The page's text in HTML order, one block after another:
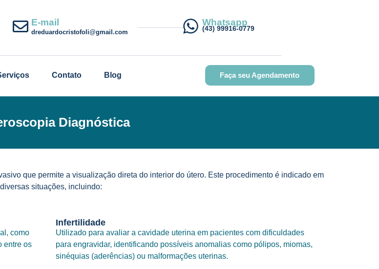
E-mail
dreduardocristofoli@gmail.com
Whatsapp
(43) 99916-0779
Contato Blog Faça seu Agendamento
Diagnóstica
que permite a visualização direta do interior do útero. Este procedimento é indicado em
diversas situações, incluindo:
como
entre os
Infertilidade
Utilizado para avaliar a cavidade uterina em pacientes com dificuldades
para engravidar, identificando possíveis anomalias como pólipos, miomas,
sinéquias (aderências) ou malformações uterinas.